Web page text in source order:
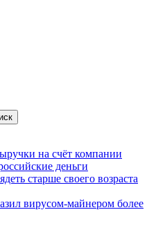
на счёт компании
деньги
старше своего возраста
вирусом-майнером более